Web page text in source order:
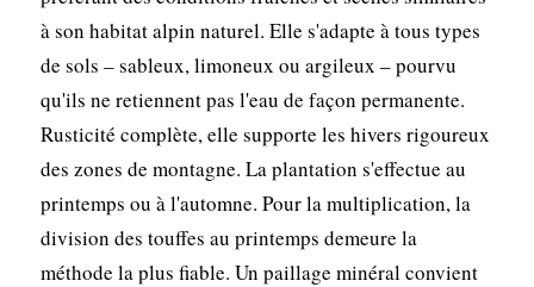
à son habitat alpin naturel. Elle s'adapte à tous types
de sols – sableux, limoneux ou argileux – pourvu
qu'ils ne retiennent pas l'eau de façon permanente.
Rusticité complète, elle supporte les hivers rigoureux
des zones de montagne. La plantation s'effectue au
printemps ou à l'automne. Pour la multiplication, la
division des touffes au printemps demeure la
méthode la plus fiable. Un paillage minéral convient